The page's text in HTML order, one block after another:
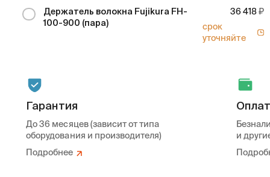
Держатель волокна Fujikura FH-
100-900 (пара)
36 418
срок
уточняйте
Гарантия
До 36 месяцев (зависит от типа
оборудования и производителя)
Подробнее
и